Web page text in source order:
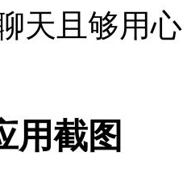
天且够用心
用截图